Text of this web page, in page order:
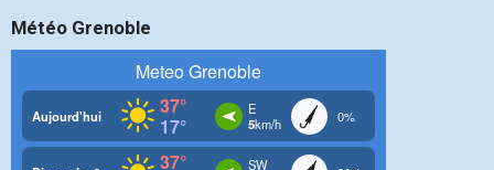
Météo Grenoble